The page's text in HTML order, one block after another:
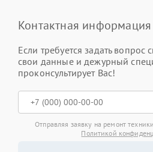
Контактная информация
Если требуется задать вопрос
свои данные и дежурный
проконсультирует Вас!
Отправляя заявку на ремонт
Политикой